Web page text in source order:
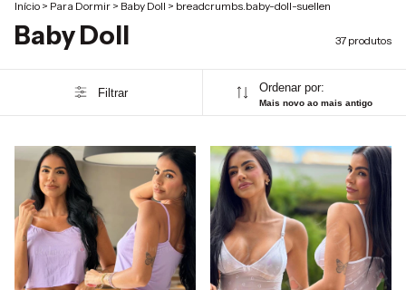
Início > Para Dormir > Baby Doll > breadcrumbs.baby-doll-suellen
Baby Doll 37 produtos
Filtrar Ordenar por:
Mais novo ao mais antigo